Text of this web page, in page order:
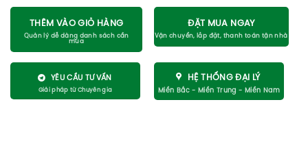
THÊM VÀO GIỎ HÀNG ĐẶT MUA NGAY
YÊU CẦU TƯ VẤN HỆ THỐNG ĐẠI LÝ